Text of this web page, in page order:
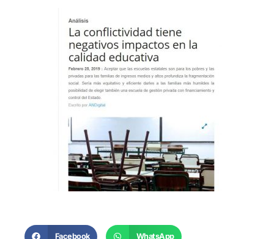
Facebook WhatsApp